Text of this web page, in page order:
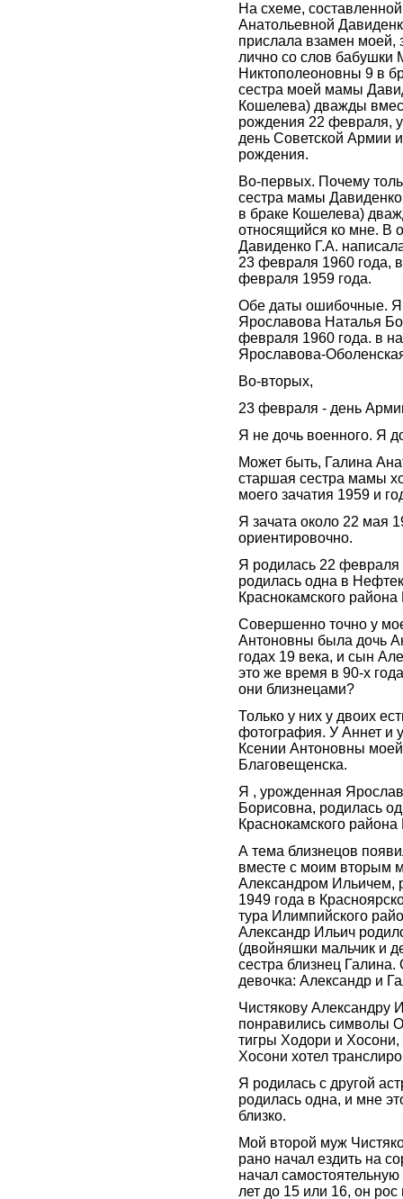
На схеме,
Анатольевной
прислала взамен моей,
лично со слов бабушки
Никтополеоновны 9 в
сестра моей мамы
Кошелева) дважды
рождения 22 февраля,
день Советской Армии
рождения.
Во-первых. Почему
сестра мамы
в браке Кошелева)
относящийся ко мне. В
Давиденко Г.А.
23 февраля 1960 года,
февраля 1959 года.
Обе даты ошибочные.
Ярославова Наталья
февраля 1960 года. в
Ярославова-
Во-вторых,
23 февраля - день
Я не дочь военного. Я
Может быть, Галина
старшая сестра мамы
моего зачатия 1959 и
Я зачата около 22 мая
ориентировочно.
Я родилась 22 февраля
родилась одна в
Краснокамского
Совершенно точно у
Антоновны была дочь
годах 19 века, и сын
это же время в 90-х
они близнецами?
Только у них у двоих
фотография. У Аннет и
Ксении Антоновны
Благовещенска.
Я , урожденная
Борисовна, родилась
Краснокамского
А тема близнецов
вместе с моим вторым
Александром Ильичем,
1949 года в
тура Илимпийского
Александр Ильич
(двойняшки мальчик и
сестра близнец Галина.
девочка: Александр и
Чистякову Александру
понравились символы
тигры Ходори и Хосони,
Хосони хотел
Я родилась с другой
родилась одна, и мне
близко.
Мой второй муж
рано начал ездить на
начал
лет до 15 или 16, он